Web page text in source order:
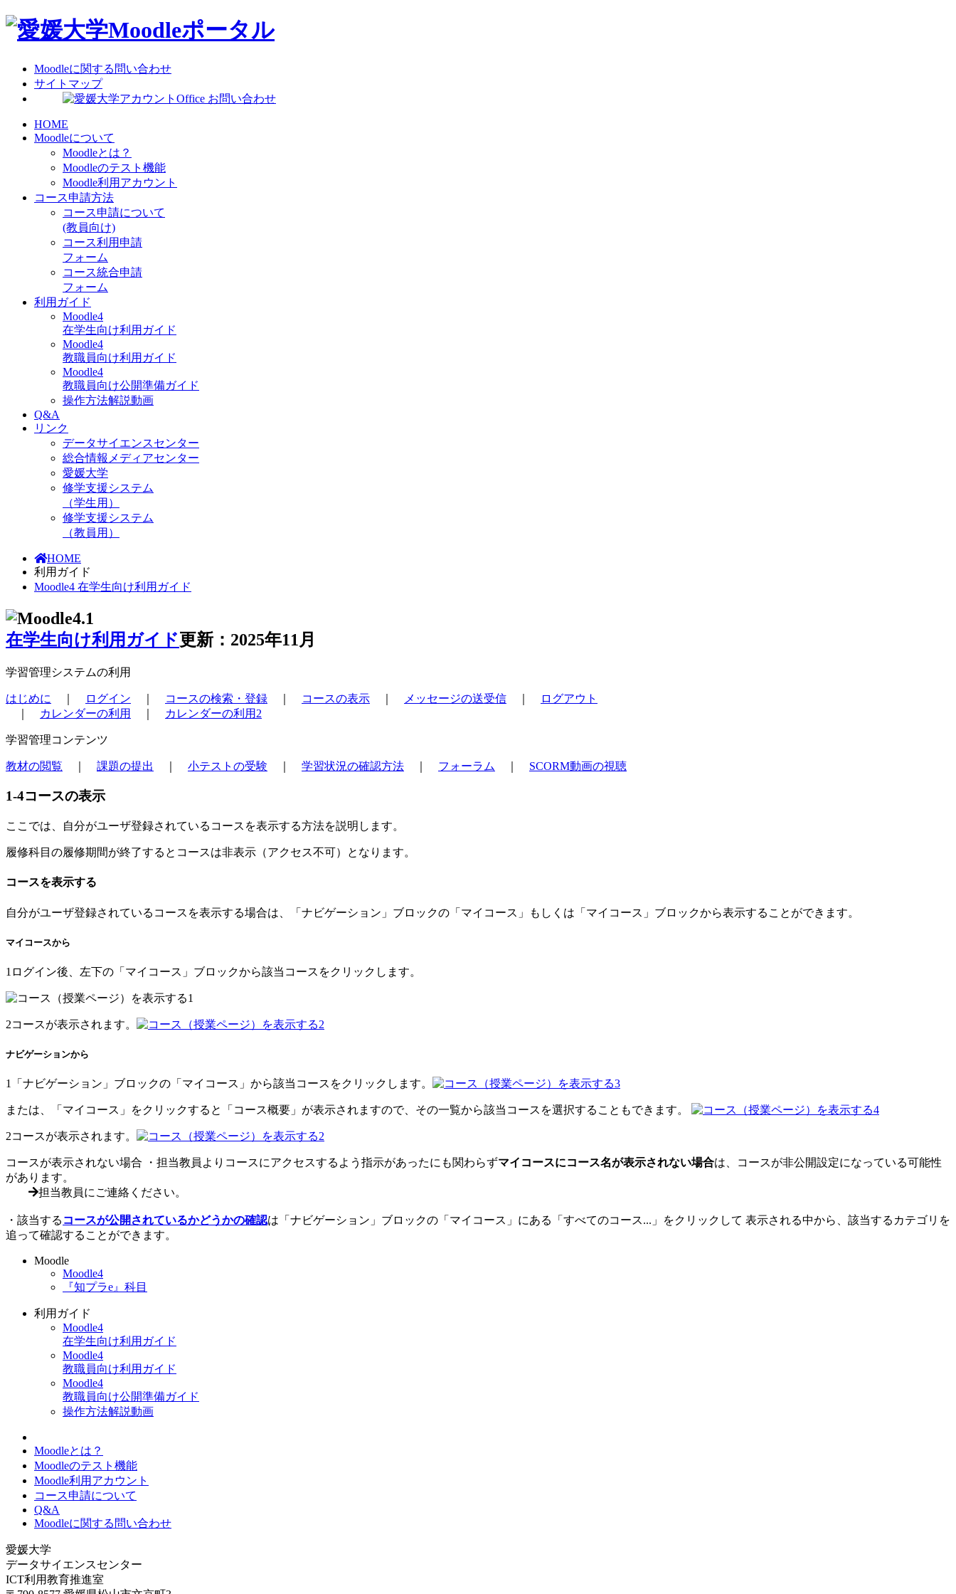
Moodleに関する問い合わせ
サイトマップ
HOME
Moodleについて
Moodleとは？
Moodleのテスト機能
Moodle利用アカウント
コース申請方法
コース申請について
(教員向け)
コース利用申請
フォーム
コース統合申請
フォーム
利用ガイド
Moodle4
在学生向け利用ガイド
Moodle4
教職員向け利用ガイド
Moodle4
教職員向け公開準備ガイド
操作方法解説動画
Q&A
リンク
データサイエンスセンター
総合情報メディアセンター
愛媛大学
修学支援システム
（学生用）
修学支援システム
（教員用）
HOME
利用ガイド
Moodle4 在学生向け利用ガイド
在学生向け利用ガイド更新：2025年11月
学習管理システムの利用
はじめに ログイン コースの検索・登録 コースの表示 メッセージの送受信
ログアウト
カレンダーの利用 カレンダーの利用2
学習管理コンテンツ
教材の閲覧 課題の提出 小テストの受験 学習状況の確認方法 フォーラム SCORM動画の視聴
1-4コースの表示
ここでは、自分がユーザ登録されているコースを表示する方法を説明します。
履修科目の履修期間が終了するとコースは非表示（アクセス不可）となります。
コースを表示する
自分がユーザ登録されているコースを表示する場合は、「ナビゲーション」ブロックの「マイコース」もしくは「マイコース」ブロックから表示することができます。
マイコースから
1 ログイン後、左下の「マイコース」ブロックから該当コースをクリックします。
2コースが表示されます。
ナビゲーションから
1 「ナビゲーション」ブロックの「マイコース」から該当コースをクリックします。
または、「マイコース」をクリックすると「コース概要」が表示されますので、その一覧から該当コースを選択することもできます。
2コースが表示されます。
コースが表示されない場合 ・担当教員よりコースにアクセスするよう指示があったにも関わらずマイコースにコース名が表示されない場合は、コースが非公開設定になっている可能性
があります。
担当教員にご連絡ください。
・該当する コースが公開されているかどうかの確認は「ナビゲーション」ブロックの「マイコース」にある「すべてのコース...」をクリックして 表示される中から、該当するカテゴリを
追って確認することができます。
Moodle
Moodle4
『知プラe』科目
利用ガイド
Moodle4
在学生向け利用ガイド
Moodle4
教職員向け利用ガイド
Moodle4
教職員向け公開準備ガイド
操作方法解説動画
Moodleとは？
Moodleのテスト機能
Moodle利用アカウント
コース申請について
Q&A
Moodleに関する問い合わせ
愛媛大学
データサイエンスセンター
ICT利用教育推進室